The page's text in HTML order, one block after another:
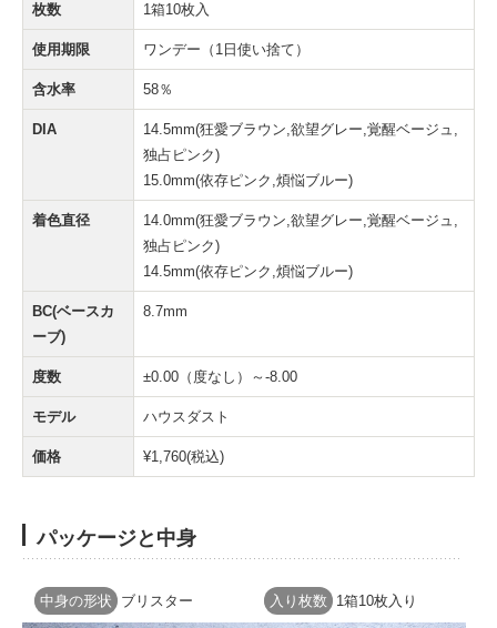
枚数 1箱10枚入
使用期限 ワンデー（1日使い捨て）
含水率 58％
DIA
14.5mm(狂愛ブラウン,欲望グレー,覚醒ベージュ,
独占ピンク)
15.0mm(依存ピンク,煩悩ブルー)
着色直径
14.0mm(狂愛ブラウン,欲望グレー,覚醒ベージュ,
独占ピンク)
14.5mm(依存ピンク,煩悩ブルー)
BC(ベースカ
ーブ)
8.7mm
度数 ±0.00（度なし）～-8.00
モデル ハウスダスト
価格 ¥1,760(税込)
パッケージと中身
中身の形状 ブリスター 入り枚数 1箱10枚入り